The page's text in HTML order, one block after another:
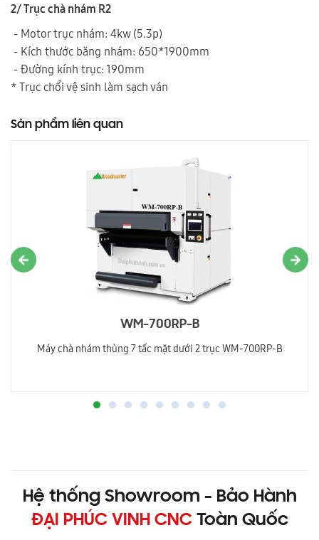
2/ Trục chà nhám R2
- Motor trục nhám: 4kw (5.3p)
- Kích thước băng nhám: 650*1900mm
- Đường kính trục: 190mm
* Trục chổi vệ sinh làm sạch ván
Sản phẩm liên quan
WM-700RP-B
Máy chà nhám thùng 7 tấc mặt dưới 2 trục WM-700RP-B
Hệ thống Showroom - Bảo Hành
ĐẠI PHÚC VINH CNCToàn Quốc